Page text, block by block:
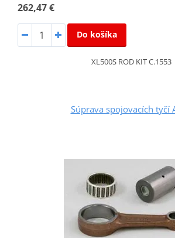
262,47 €
Do košíka
XL500S ROD KIT C.1553
Súprava spojovacích tyčí